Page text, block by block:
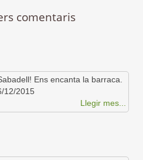
comentaris
Ens encanta la barraca.
12/2015
Llegir mes...